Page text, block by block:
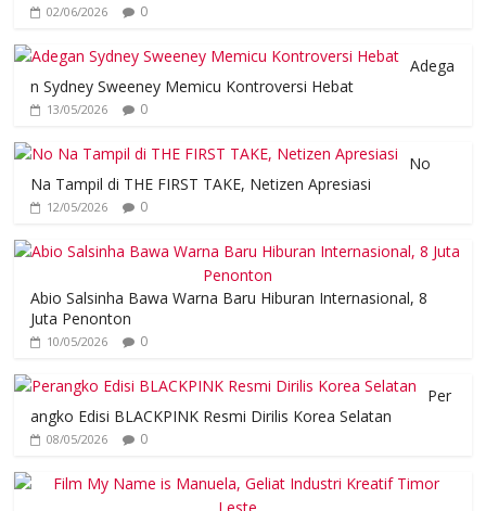
02/06/2026 0
Adega
n Sydney Sweeney Memicu Kontroversi Hebat
13/05/2026 0
No
Na Tampil di THE FIRST TAKE, Netizen Apresiasi
12/05/2026 0
Abio Salsinha Bawa Warna Baru Hiburan Internasional, 8
Juta Penonton
10/05/2026 0
Per
angko Edisi BLACKPINK Resmi Dirilis Korea Selatan
08/05/2026 0